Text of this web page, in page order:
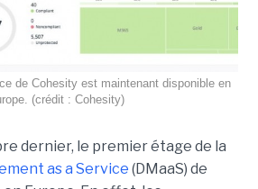
de Cohesity est maintenant disponible en
(crédit : Cohesity)
dernier, le premier étage de la
as a Service (DMaaS) de